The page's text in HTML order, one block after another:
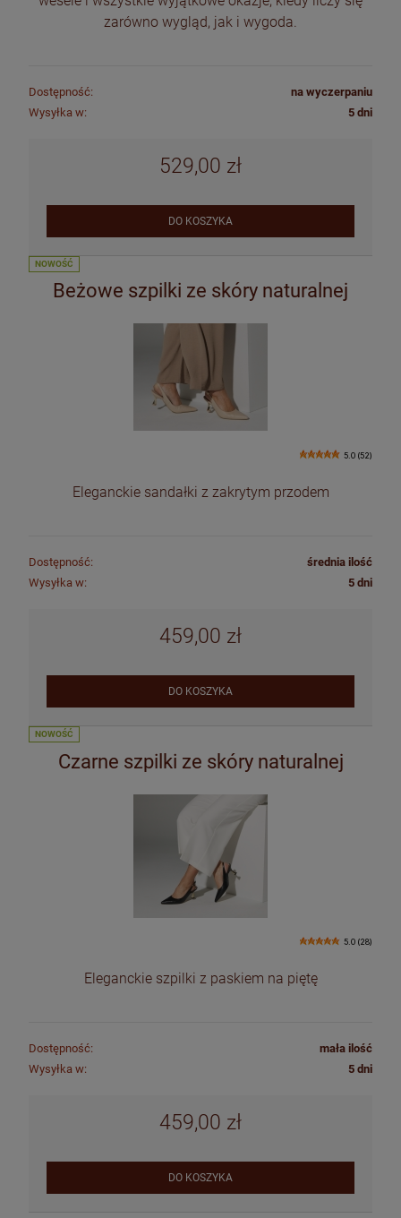
zarówno wygląd, jak i wygoda.
Dostępność:
na wyczerpaniu
Wysyłka w:
5 dni
529,00 zł
DO KOSZYKA
Beżowe szpilki ze skóry naturalnej
5.0 (52)
Eleganckie sandałki z zakrytym przodem
Dostępność:
średnia ilość
Wysyłka w:
5 dni
459,00 zł
DO KOSZYKA
NOWOŚĆ
Czarne szpilki ze skóry naturalnej
5.0 (28)
Eleganckie szpilki z paskiem na piętę
Dostępność:
mała ilość
Wysyłka w:
5 dni
459,00 zł
DO KOSZYKA
NOWOŚĆ